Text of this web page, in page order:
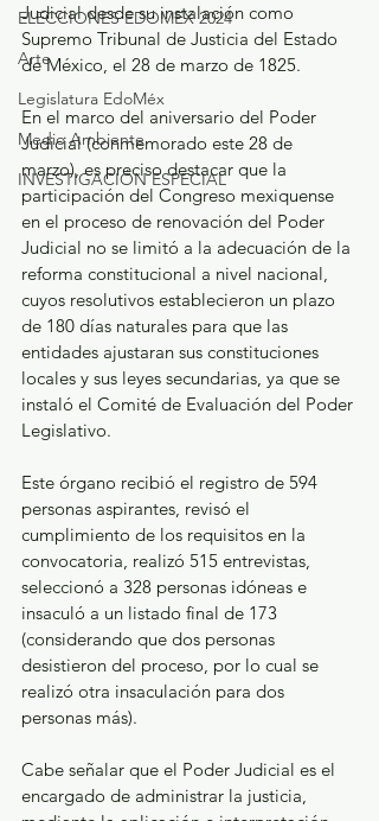
ELECCIONES EDOMEX 2024
Arte
Legislatura EdoMéx
Medio Ambiente
INVESTIGACIÓN ESPECIAL
Judicial desde su instalación como
Supremo Tribunal de Justicia del Estado
de México, el 28 de marzo de 1825.
En el marco del aniversario del Poder
Judicial (conmemorado este 28 de
marzo), es preciso destacar que la
participación del Congreso mexiquense
en el proceso de renovación del Poder
Judicial no se limitó a la adecuación de la
reforma constitucional a nivel nacional,
cuyos resolutivos establecieron un plazo
de 180 días naturales para que las
entidades ajustaran sus constituciones
locales y sus leyes secundarias, ya que se
instaló el Comité de Evaluación del Poder
Legislativo.
Este órgano recibió el registro de 594
personas aspirantes, revisó el
cumplimiento de los requisitos en la
convocatoria, realizó 515 entrevistas,
seleccionó a 328 personas idóneas e
insaculó a un listado final de 173
(considerando que dos personas
desistieron del proceso, por lo cual se
realizó otra insaculación para dos
personas más).
Cabe señalar que el Poder Judicial es el
encargado de administrar la justicia,